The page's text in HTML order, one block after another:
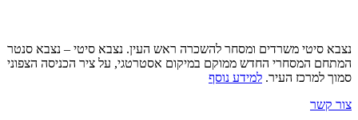
נצבא סיטי משרדים ומסחר להשכרה ראש העין. נצבא סיטי – נצבא סנטר
המתחם המסחרי החדש ממוקם במיקום אסטרטגי, על ציר הכניסה הצפוני
סמוך למרכז העיר. למידע נוסף
צור קשר